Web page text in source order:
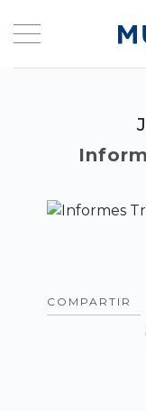
COMPARTIR